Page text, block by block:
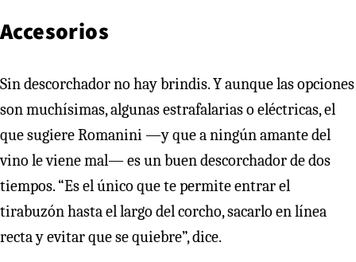
Accesorios
Sin descorchador no hay brindis. Y aunque las opciones
son muchísimas, algunas estrafalarias o eléctricas, el
que sugiere Romanini —y que a ningún amante del
vino le viene mal— es un buen descorchador de dos
tiempos. “Es el único que te permite entrar el
tirabuzón hasta el largo del corcho, sacarlo en línea
recta y evitar que se quiebre”, dice.